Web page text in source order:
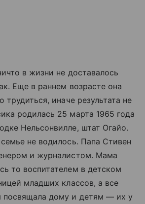
в жизни не доставалось
Еще в раннем возрасте она
трудиться, иначе результата не
родилась 25 марта 1965 года
Нельсонвилле, штат Огайо.
не водилось. Папа Стивен
и журналистом. Мама
то воспитателем в детском
младших классов, а все
посвящала дому и детям — их у